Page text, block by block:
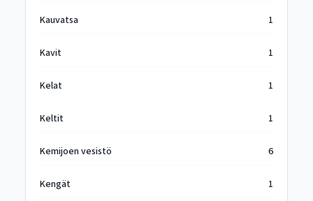
Kauvatsa 1
Kavit 1
Kelat 1
Keltit 1
Kemijoen vesistö 6
Kengät 1